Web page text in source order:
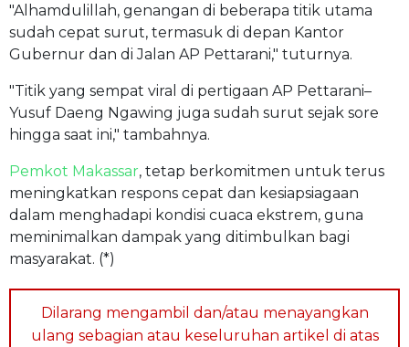
"Alhamdulillah, genangan di beberapa titik utama
sudah cepat surut, termasuk di depan Kantor
Gubernur dan di Jalan AP Pettarani," tuturnya.
"Titik yang sempat viral di pertigaan AP Pettarani–
Yusuf Daeng Ngawing juga sudah surut sejak sore
hingga saat ini," tambahnya.
Pemkot Makassar, tetap berkomitmen untuk terus
meningkatkan respons cepat dan kesiapsiagaan
dalam menghadapi kondisi cuaca ekstrem, guna
meminimalkan dampak yang ditimbulkan bagi
masyarakat. (*)
Dilarang mengambil dan/atau menayangkan
ulang sebagian atau keseluruhan artikel di atas